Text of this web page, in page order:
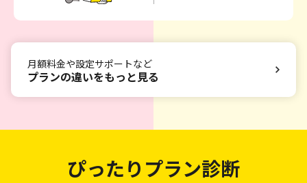
月額料金や設定サポートなど
プランの違いをもっと見る
ぴったりプラン診断